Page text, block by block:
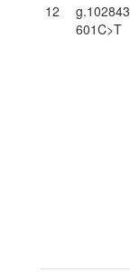
12
g.102843
601C>T